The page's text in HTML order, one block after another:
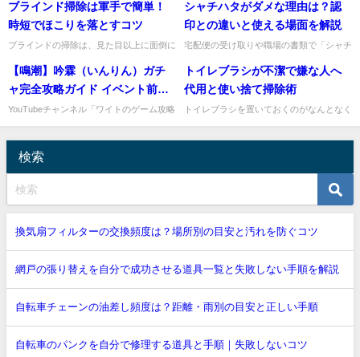
も何ゴミ？」と迷いますよね。暮らしの探
求ナビゲーターの私が、布団...
の？」と一気に不安になりますよね。私も
こうした片付けは、まず安全を優...
ブラインド掃除は軍手で簡単！
時短でほこりを落とすコツ
ブラインドの掃除は、見た目以上に面倒に
いるので、1枚ずつ拭くのは大変ですし、
気づくとほこりがたまってし...
シャチハタがダメな理由は？認
印との違いと使える場面を解説
宅配便の受け取りや職場の書類で「シャチ
違うのか迷ったことはありませんか。私
も、見た目はどちらも名前を押...
【鳴潮】吟霖（いんりん）ガチ
ャ完全攻略ガイド イベント前に
やるべきこと6選＋引くべきかの
徹底解説！【Wuthering
YouTubeチャンネル「ワイトのゲーム攻略
動画が公開されました...
トイレブラシが不潔で嫌な人へ
代用と使い捨て掃除術
トイレブラシを置いておくのがなんとなく
検索
換気扇フィルターの交換頻度は？場所別の目安と汚れを防ぐコツ
網戸の張り替えを自分で成功させる道具一覧と失敗しない手順を解説
自転車チェーンの油差し頻度は？距離・雨別の目安と正しい手順
自転車のパンクを自分で修理する道具と手順｜失敗しないコツ